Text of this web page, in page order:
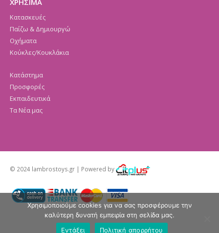
Κατασκευές
Παίζω & Δημιουργώ
Οχήματα
Κούκλες/Κουκλάκια
Κατάστημα
Προσφορές
Εκπαιδευτικά
Τα Νέα μας
© 2024 lambrostoys.gr | Powered by
Χρησιμοποιούμε cookies για να σας προσφέρουμε την
καλύτερη δυνατή εμπειρία στη σελίδα μας.
Εντάξει
Πολιτική απορρήτου